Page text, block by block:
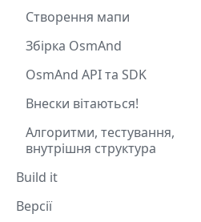
Створення мапи
Збірка OsmAnd
OsmAnd API та SDK
Внески вітаються!
Алгоритми, тестування,
внутрішня структура
Build it
Версії